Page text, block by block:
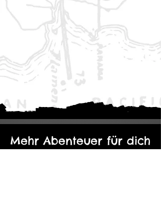
Egal, ob du Fate Core vertiefen,
ein schnelles Spiel mit Turbo-Fate
erleben oder einfach ein
schlankes, praktisches Regelwerk
suchst –Fate Kompakt bringt
dich direkt ins Abenteuer!
Mehr Abenteuer für dich